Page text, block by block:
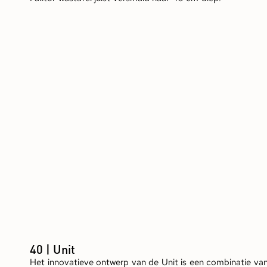
40 | Unit
Het innovatieve ontwerp van de Unit is een combinatie